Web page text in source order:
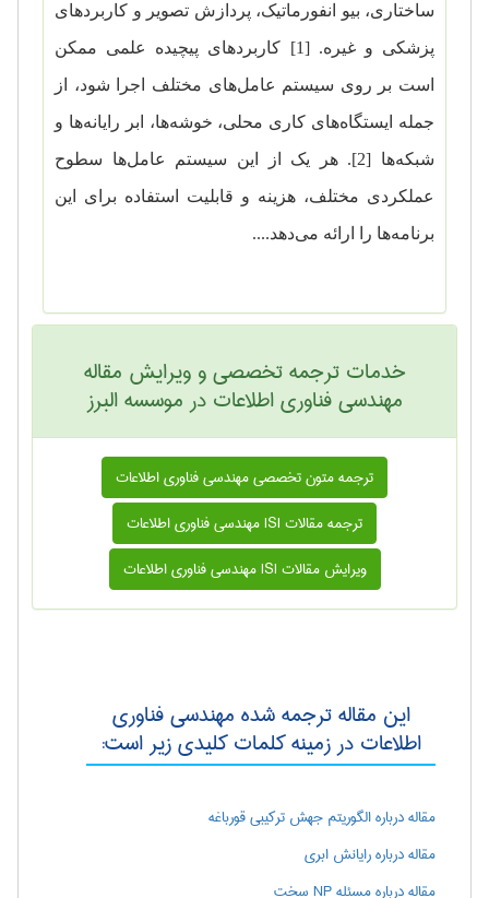
‌ساختاری، بیو انفورماتیک، پردازش تصویر و کاربرد‌های
پزشکی و غیره. [1] کاربرد‌های پیچیده علمی ‌ممکن
است بر روی سیستم عامل‌های مختلف اجرا شود، از
جمله ایستگاه‌های کاری محلی، خوشه‌ها، ابر رایانه‌ها و
شبکه‌ها [2]. هر یک از این سیستم عامل‌ها سطوح
عملکردی مختلف، هزینه و قابلیت استفاده برای این
برنامه‌ها را ارائه می‌دهد....
خدمات ترجمه تخصصی و ویرایش مقاله
مهندسی فناوری اطلاعات در موسسه البرز
ترجمه متون تخصصی مهندسی فناوری اطلاعات
ترجمه مقالات ISI مهندسی فناوری اطلاعات
ویرایش مقالات ISI مهندسی فناوری اطلاعات
این مقاله ترجمه شده مهندسی فناوری
اطلاعات در زمینه کلمات کلیدی زیر است:
مقاله درباره الگوریتم جهش ترکیبی قورباغه
مقاله درباره رایانش ابری
مقاله درباره مسئله NP سخت